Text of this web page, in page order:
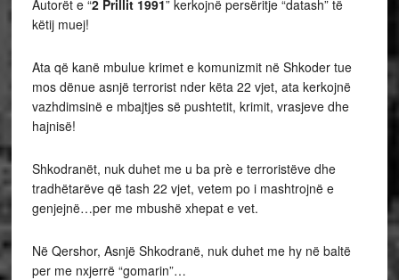
Autorët e “2 Prillit 1991” kerkojnë persëritje “datash” të
këtij muej!
Ata që kanë mbulue krimet e komunizmit në Shkoder tue
mos dënue asnjë terrorist nder këta 22 vjet, ata kerkojnë
vazhdimsinë e mbajtjes së pushtetit, krimit, vrasjeve dhe
hajnisë!
Shkodranët, nuk duhet me u ba prè e terroristëve dhe
tradhëtarëve që tash 22 vjet, vetem po i mashtrojnë e
genjejnë…per me mbushë xhepat e vet.
Në Qershor, Asnjë Shkodranë, nuk duhet me hy në baltë
per me nxjerrë “gomarin”…